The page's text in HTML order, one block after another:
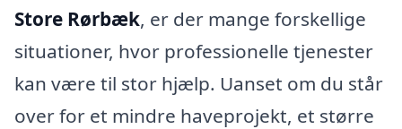
Store Rørbæk, er der mange forskellige
situationer, hvor professionelle tjenester
kan være til stor hjælp. Uanset om du står
over for et mindre haveprojekt, et større